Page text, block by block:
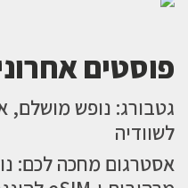
פוסטים
לשוודיה
אסטרגום מחכה לכם: